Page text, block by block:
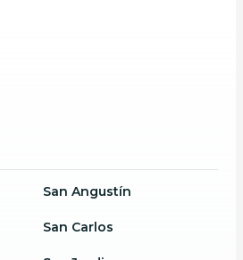
San Angustín
San Carlos